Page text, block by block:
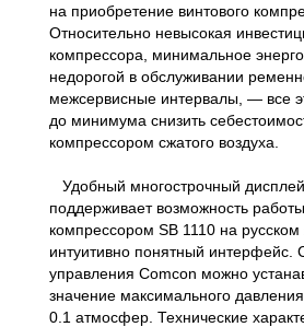
на приобретение винтового
Относительно невысокая
компрессора, минимальное
недорогой в обслуживании
межсервисные интервалы, — все
до минимума снизить
компрессором сжатого воздуха.
Удобный многострочный
поддерживает возможность
компрессором SB 1110 на
интуитивно понятный
управления Comcon можно
значение максимального
0.1 атмосфер. Технические